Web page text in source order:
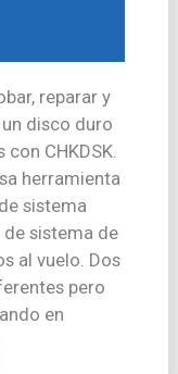
reparar y
disco duro
CHKDSK.
herramienta
sistema
de sistema de
al vuelo. Dos
pero
en